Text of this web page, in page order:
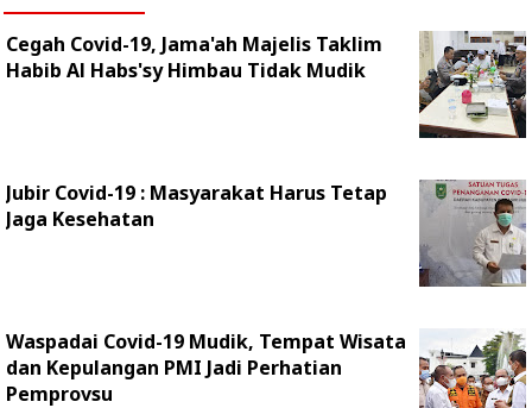
Cegah Covid-19, Jama'ah Majelis Taklim
Habib Al Habs'sy Himbau Tidak Mudik
Jubir Covid-19 : Masyarakat Harus Tetap
Jaga Kesehatan
Waspadai Covid-19 Mudik, Tempat Wisata
dan Kepulangan PMI Jadi Perhatian
Pemprovsu